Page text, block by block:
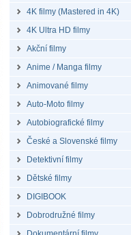
4K filmy (Mastered in 4K)
4K Ultra HD filmy
Akční filmy
Anime / Manga filmy
Animované filmy
Auto-Moto filmy
Autobiografické filmy
České a Slovenské filmy
Detektivní filmy
Dětské filmy
DIGIBOOK
Dobrodružné filmy